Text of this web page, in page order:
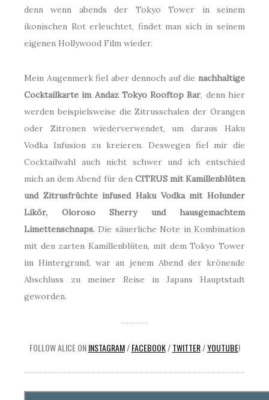
denn wenn abends der Tokyo Tower in seinem
ikonischen Rot erleuchtet, findet man sich in seinem
eigenen Hollywood Film wieder.
Mein Augenmerk fiel aber dennoch auf die nachhaltige
Cocktailkarte im Andaz Tokyo Rooftop Bar, denn hier
werden beispielsweise die Zitrusschalen der Orangen
oder Zitronen wiederverwendet, um daraus Haku
Vodka Infusion zu kreieren. Deswegen fiel mir die
Cocktailwahl auch nicht schwer und ich entschied
mich an dem Abend für den CITRUS mit Kamillenblüten
und Zitrusfrüchte infused Haku Vodka mit Holunder
Likör, Oloroso Sherry und hausgemachtem
Limettenschnaps. Die säuerliche Note in Kombination
mit den zarten Kamillenblüten, mit dem Tokyo Tower
im Hintergrund, war an jenem Abend der krönende
Abschluss zu meiner Reise in Japans Hauptstadt
geworden.
FOLLOW ALICE ONINSTAGRAM/FACEBOOK/TWITTER/YOUTUBE!